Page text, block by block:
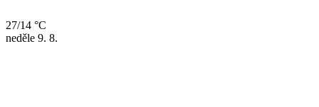
27/14 °C
neděle 9. 8.